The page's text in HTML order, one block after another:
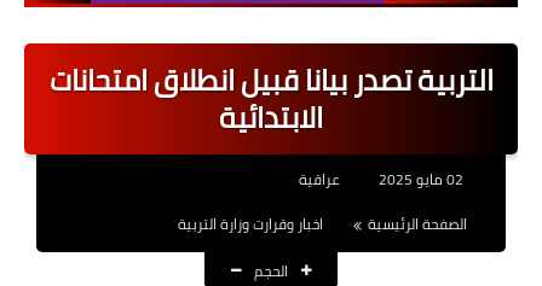
اخبار القطاع العام
اخبار القطاع الخاص
العقود والاجور اليومية
التربية تصدر بيانا قبيل انطلاق امتحانات
الابتدائية
عراقية
الصفحة الرئيسية
اخبار وقرارت وزارة التربية
الحجم